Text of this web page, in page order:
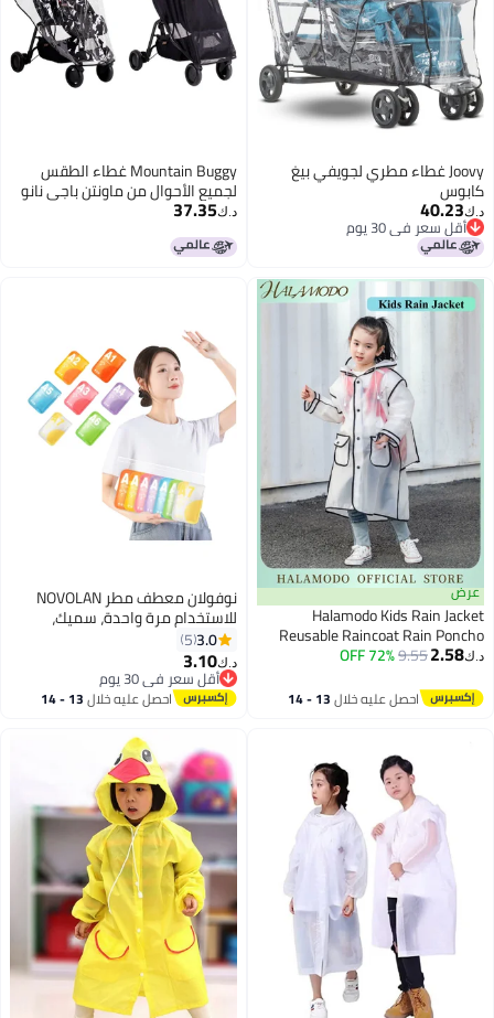
Joovy غطاء مطري لجويفي بيغ
كابوس
د.ك‏40.23
أقل سعر في 30 يوم
أقل سعر في 30 يوم
Mountain Buggy غطاء الطقس
لجميع الأحوال من ماونتن باجي نانو
د.ك‏37.35
عرض
Halamodo Kids Rain Jacket
Reusable Raincoat Rain Poncho
Jacket Slicker EVA Rain Ponchos
Children Boys Girls
د.ك‏2.58
9.55
72% OFF
احصل عليه خلال 13 - 14
نوفولان معطف مطر NOVOLAN
للاستخدام مرة واحدة، سميك،
محمول، مناسب للسفر، للأطفال، من
الورق المضغوط، مناسب للاستخدام
طوال الأسبوع، سهل الارتداء
والإزالة، متين للغاية، مجموعة
3.0
5
د.ك‏3.10
أقل سعر في 30 يوم
أقل سعر في 30 يوماحصل عليه خلال 13 - 14